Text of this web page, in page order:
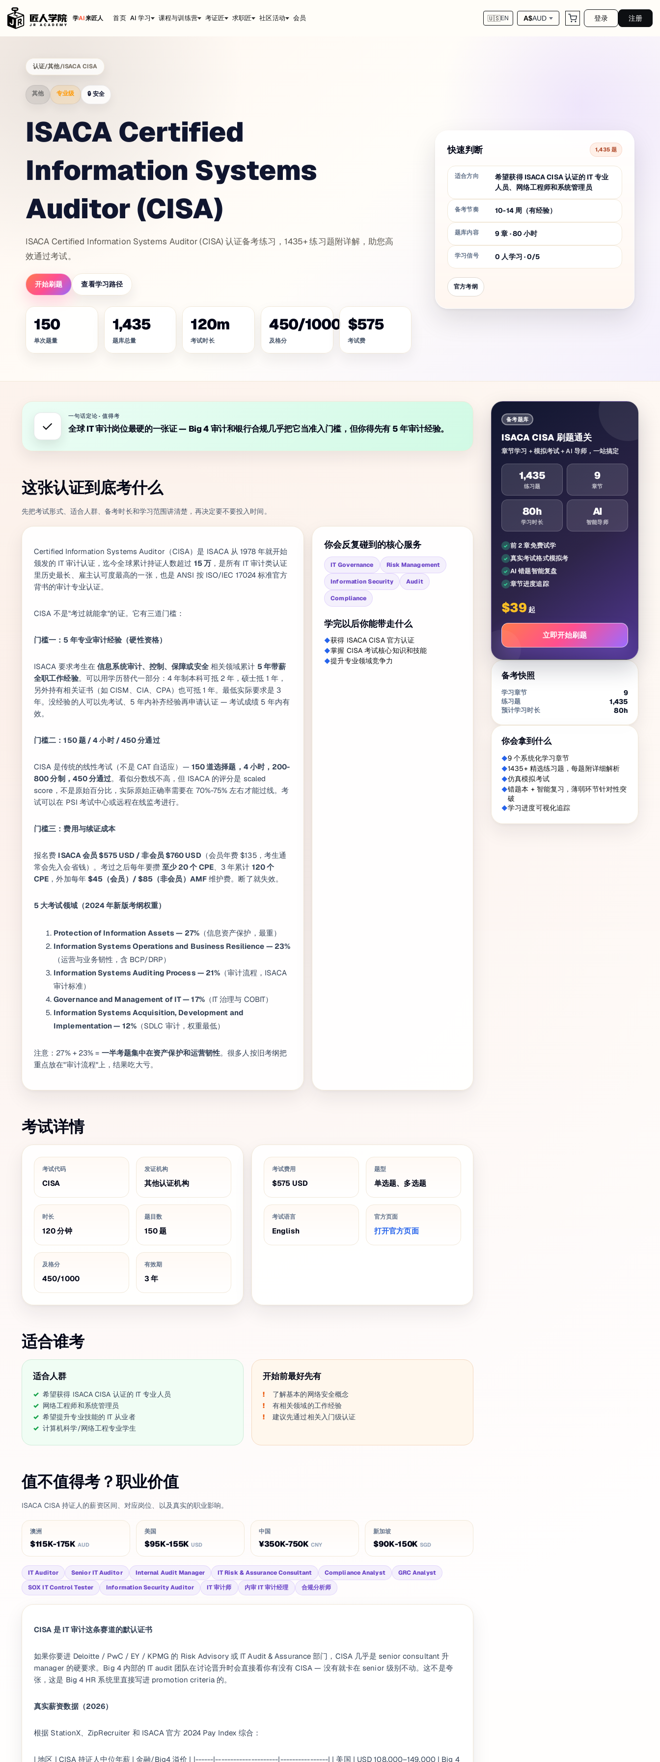
学AI来匠人 首页 AI 学习 课程与训练营 考证匠 求职匠 社区活动 会员 🇺🇸EN A$AUD 登录 注册
认证/其他/ISACA CISA
其他 专业级 🔒 安全
ISACA Certified
Information Systems
Auditor (CISA)
ISACA Certified Information Systems Auditor (CISA) 认证备考练习，1435+ 练习题附详解，助您高
效通过考试。
开始刷题 查看学习路径
150
单次题量
1,435
题库总量
120m
考试时长
450/1000
及格分
$575
考试费
快速判断 1,435 题
适合方向
希望获得 ISACA CISA 认证的 IT 专业
人员、网络工程师和系统管理员
备考节奏 10-14 周（有经验）
题库内容 9章 ·80 小时
学习信号 0 人学习 · 0/5
官方考纲
✓
一句话定论 · 值得考
全球 IT 审计岗位最硬的一张证 — Big 4 审计和银行合规几乎把它当准入门槛，但你得先有 5 年审计经验。
这张认证到底考什么
先把考试形式、适合人群、备考时长和学习范围讲清楚，再决定要不要投入时间。
Certified Information Systems Auditor（CISA）是 ISACA 从 1978 年就开始
颁发的 IT 审计认证，迄今全球累计持证人数超过 15 万，是所有 IT 审计类认证
里历史最长、雇主认可度最高的一张，也是 ANSI 按 ISO/IEC 17024 标准官方
背书的审计专业认证。
CISA 不是"考过就能拿"的证。它有三道门槛：
门槛一：5 年专业审计经验（硬性资格）
ISACA 要求考生在信息系统审计、控制、保障或安全相关领域累计 5 年带薪
全职工作经验。可以用学历替代一部分：4 年制本科可抵 2 年，硕士抵 1 年，
另外持有相关证书（如 CISM、CIA、CPA）也可抵 1 年。最低实际要求是 3
年。没经验的人可以先考试、5 年内补齐经验再申请认证 — 考试成绩 5 年内有
效。
门槛二：150 题 / 4 小时 / 450 分通过
CISA 是传统的线性考试（不是 CAT 自适应）— 150 道选择题，4 小时，200-
800 分制，450 分通过。看似分数线不高，但 ISACA 的评分是 scaled
score，不是原始百分比，实际原始正确率需要在 70%-75% 左右才能过线。考
试可以在 PSI 考试中心或远程在线监考进行。
门槛三：费用与续证成本
报名费 ISACA 会员 $575 USD / 非会员 $760 USD（会员年费 $135，考生通
常会先入会省钱）。考过之后每年要攒 至少 20 个 CPE、3 年累计 120 个
CPE ，外加每年 $45（会员）/ $85（非会员）AMF维护费。断了就失效。
5 大考试领域（2024 年新版考纲权重）
Protection of Information Assets — 27%（信息资产保护，最重）
Information Systems Operations and Business Resilience — 23%
（运营与业务韧性，含 BCP/DRP）
Information Systems Auditing Process — 21% （审计流程，ISACA
审计标准）
Governance and Management of IT — 17%（IT 治理与 COBIT）
Information Systems Acquisition, Development and
Implementation — 12% （SDLC 审计，权重最低）
注意：27% + 23% = 一半考题集中在资产保护和运营韧性。很多人按旧考纲把
重点放在"审计流程"上，结果吃大亏。
你会反复碰到的核心服务
IT Governance Risk Management
Information Security Audit
Compliance
学完以后你能带走什么
获得 ISACA CISA 官方认证
掌握 CISA 考试核心知识和技能
提升专业领域竞争力
考试详情
考试代码
CISA
发证机构
其他认证机构
时长
120分钟
题目数
150题
及格分
450/1000
有效期
3 年
考试费用
$575 USD
题型
单选题、多选题
考试语言
English
官方页面
打开官方页面
适合谁考
适合人群
希望获得 ISACA CISA 认证的 IT 专业人员
网络工程师和系统管理员
希望提升专业技能的 IT 从业者
计算机科学/网络工程专业学生
开始前最好先有
了解基本的网络安全概念
有相关领域的工作经验
建议先通过相关入门级认证
值不值得考？职业价值
ISACA CISA 持证人的薪资区间、对应岗位、以及真实的职业影响。
澳洲
$115K-175K AUD
美国
$95K-155K USD
中国
¥350K-750K CNY
新加坡
$90K-150K SGD
IT Auditor Senior IT Auditor Internal Audit Manager IT Risk & Assurance Consultant Compliance Analyst
GRC Analyst
SOX IT Control Tester
Information Security Auditor IT 审计师 内审 IT 审计经理 合规分析师
CISA 是 IT 审计这条赛道的默认证书
如果你要进 Deloitte / PwC / EY / KPMG 的 Risk Advisory 或 IT Audit & Assurance 部门，CISA 几乎是 senior consultant 升
manager 的硬要求。Big 4 内部的 IT audit 团队在讨论晋升时会直接看你有没有 CISA — 没有就卡在 senior 级别不动。这不是夸
张，这是 Big 4 HR 系统里直接写进 promotion criteria 的。
真实薪资数据（2026）
根据 StationX、ZipRecruiter 和 ISACA 官方 2024 Pay Index 综合：
| 地区 | CISA 持证人中位年薪 | 金融/Big4 溢价 | |------|---------------------|----------------| | 美国 | USD 108,000–149,000 | Big 4
备考题库
ISACA CISA 刷题通关
章节学习 + 模拟考试 + AI 导师，一站搞定
1,435
练习题
9
章节
80h
学习时长
AI
智能导师
前 2 章免费试学
真实考试格式模拟考
AI 错题智能复盘
章节进度追踪
$39 起
立即开始刷题
备考快照
学习章节 9
练习题 1,435
预计学习时长 80h
你会拿到什么
9 个系统化学习章节
1435+ 精选练习题，每题附详细解析
仿真模拟考试
错题本 + 智能复习，薄弱环节针对性突
破
学习进度可视化追踪